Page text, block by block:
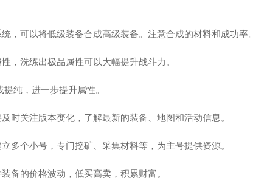
，可以将低级装备合成高级装备。注意合成的材料和成功率。
，洗练出极品属性可以大幅提升战斗力。
纯，进一步提升属性。
时关注版本变化，了解最新的装备、地图和活动信息。
多个小号，专门挖矿、采集材料等，为主号提供资源。
备的价格波动，低买高卖，积累财富。